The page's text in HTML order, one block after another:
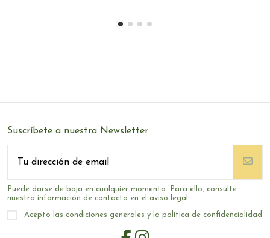
Suscríbete a nuestra Newsletter
Puede darse de baja en cualquier momento. Para ello, consulte
nuestra información de contacto en el aviso legal.
Acepto las condiciones generales y la política de confidencialidad